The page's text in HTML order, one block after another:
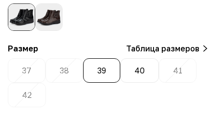
Размер Таблица размеров
37 38 39 40 41
42